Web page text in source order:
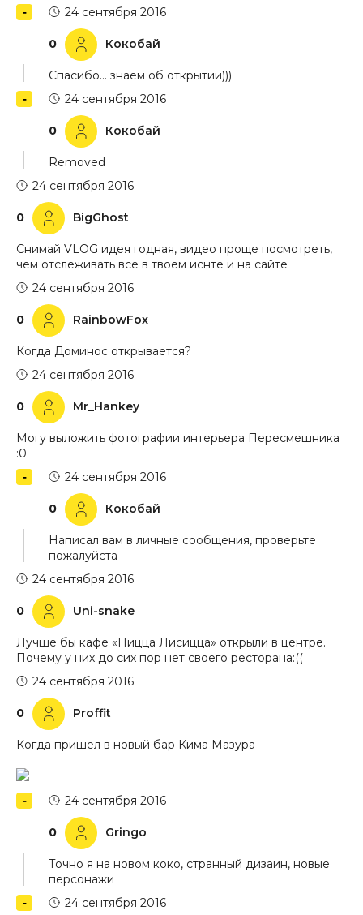
0 Кокобай
24 сентября 2016
Спасибо… знаем об открытии)))
0 Кокобай
24 сентября 2016
Removed
0 BigGhost
24 сентября 2016
Снимай VLOG идея годная, видео проще посмотреть,
чем отслеживать все в твоем иснте и на сайте
0 RainbowFox
24 сентября 2016
Когда Доминос открывается?
0 Mr_Hankey
24 сентября 2016
Могу выложить фотографии интерьера Пересмешника
:0
0 Кокобай
24 сентября 2016
Написал вам в личные сообщения, проверьте
пожалуйста
0 Uni-snake
24 сентября 2016
Лучше бы кафе «Пицца Лисицца» открыли в центре.
Почему у них до сих пор нет своего ресторана:((
0 Proffit
24 сентября 2016
Когда пришел в новый бар Кима Мазура
0 Gringo
24 сентября 2016
Точно я на новом коко, странный дизаин, новые
персонажи
24 сентября 2016